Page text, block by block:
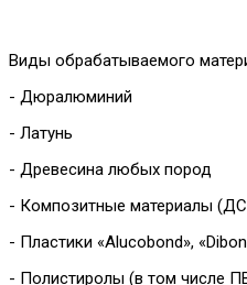
Виды обрабатываемого
- Дюралюминий
- Латунь
- Древесина любых пород
- Композитные материалы
- Пластики «Alucobond»,
- Полистиролы (в том числе